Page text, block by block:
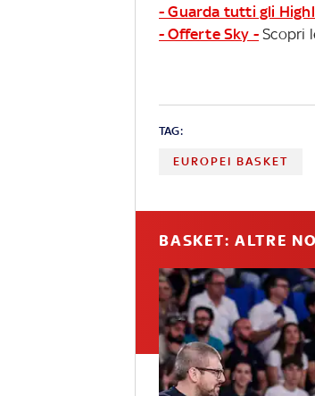
- Guarda tutti gli
- Offerte Sky - Scopri
TAG:
EUROPEI BASKET
BASKET: ALTRE